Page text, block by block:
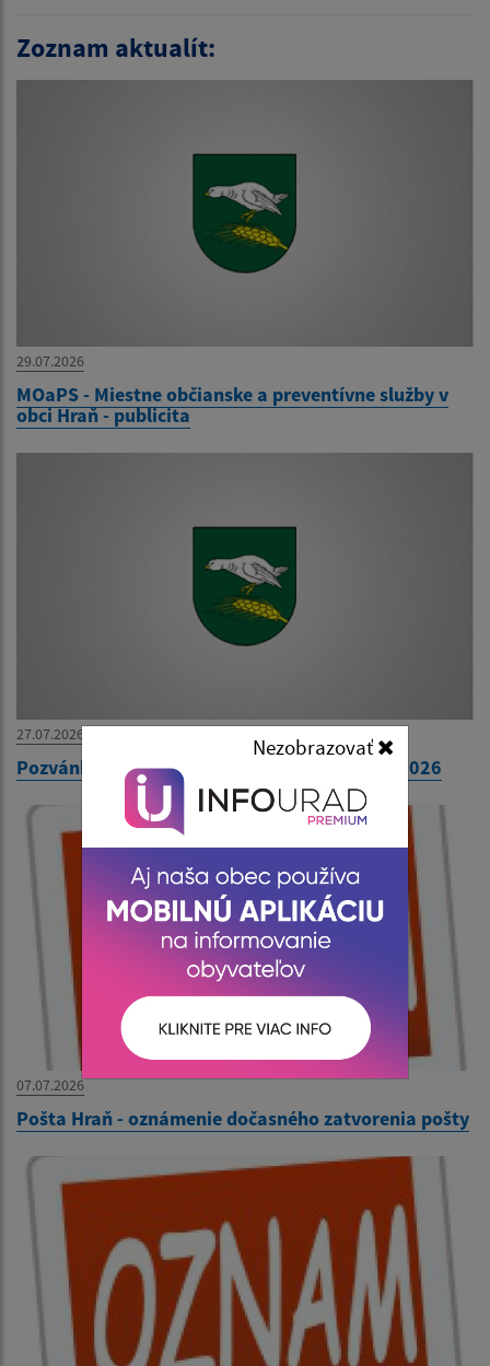
Zoznam aktualít:
29.07.2026
MOaPS - Miestne občianske a preventívne služby v
obci Hraň - publicita
27.07.2026
Pozvánka na 31. zasadnutie OZ dňa 30. júla 2026
07.07.2026
Pošta Hraň - oznámenie dočasného zatvorenia pošty
Nezobrazovať